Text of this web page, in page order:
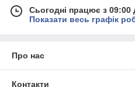
Сьогодні працює з 09:00
Показати весь графік
Про нас
Контакти